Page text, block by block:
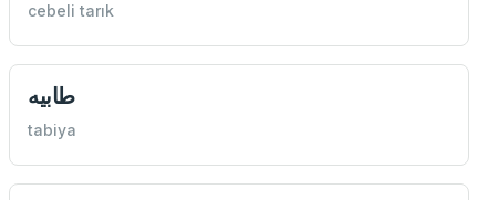
cebeli tarık
طابيه
tabiya